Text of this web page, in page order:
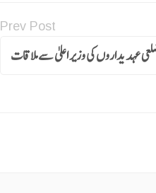
Prev Post
عہدیداروں کی وزیر اعلیٰ سے ملاقات